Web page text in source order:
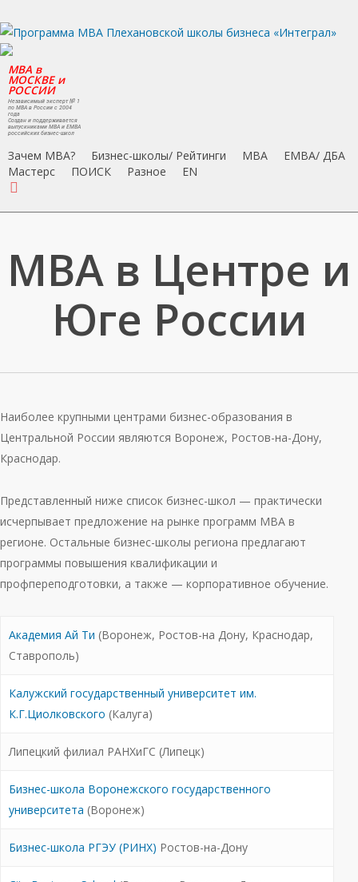
to
main
content
MBA в
МОСКВЕ и
РОССИИ
Независимый эксперт № 1
по MBA в России с 2004
года
Создан и поддерживается
выпускниками MBA и EMBA
российских бизнес-школ
Зачем MBA? Бизнес-школы/ Рейтинги MBA
EMBA/ ДБA
Мастерс
ПОИСК Разное EN
МВА в Центре и
Юге России
Наиболее крупными центрами бизнес-образования в
Центральной России являются Воронеж, Ростов-на-Дону,
Краснодар.
Представленный ниже список бизнес-школ — практически
исчерпывает предложение на рынке программ МВА в
регионе. Остальные бизнес-школы региона предлагают
программы повышения квалификации и
профпереподготовки, а также — корпоративное обучение.
Академия Ай Ти (Воронеж, Ростов-на Дону, Краснодар,
Ставрополь)
Калужский государственный университет им.
К.Г.Циолковского (Калуга)
Липецкий филиал РАНХиГС (Липецк)
Бизнес-школа Воронежского государственного
университета (Воронеж)
Бизнес-школа РГЭУ (РИНХ) Ростов-на-Дону